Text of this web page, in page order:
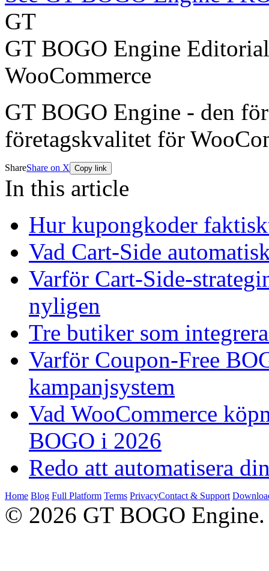
GT
GT BOGO Engine
WooCommerce
GT BOGO Engine - den
företagskvalitet för
ShareShare on X Copy link
In this article
Hur kupongkoder
Vad Cart-Side
Varför Cart-Side-
nyligen
Tre butiker som
Varför Coupon-Free
kampanjsystem
Vad WooCommerce
BOGO i 2026
Redo att automatisera
Home Blog Full Platform Terms PrivacyContact & Support
© 2026 GT BOGO